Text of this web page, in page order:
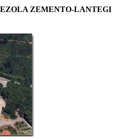
ZEMENTO-LANTEGI